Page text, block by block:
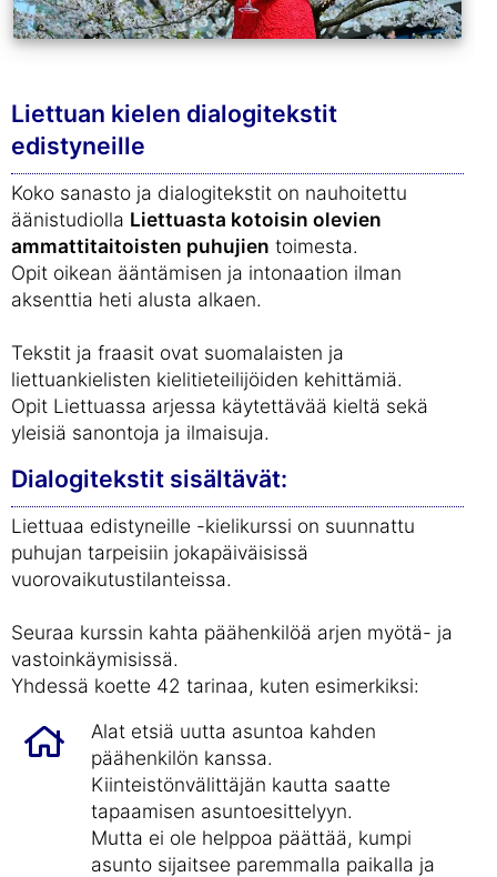
Liettuan kielen dialogitekstit
edistyneille
Koko sanasto ja dialogitekstit on nauhoitettu
äänistudiolla Liettuasta kotoisin olevien
ammattitaitoisten puhujien toimesta.
Opit oikean ääntämisen ja intonaation ilman
aksenttia heti alusta alkaen.
Tekstit ja fraasit ovat suomalaisten ja
liettuankielisten kielitieteilijöiden kehittämiä.
Opit Liettuassa arjessa käytettävää kieltä sekä
yleisiä sanontoja ja ilmaisuja.
Dialogitekstit sisältävät:
Liettuaa edistyneille -kielikurssi on suunnattu
puhujan tarpeisiin jokapäiväisissä
vuorovaikutustilanteissa.
Seuraa kurssin kahta päähenkilöä arjen myötä- ja
vastoinkäymisissä.
Yhdessä koette 42 tarinaa, kuten esimerkiksi:
Alat etsiä uutta asuntoa kahden
päähenkilön kanssa.
Kiinteistönvälittäjän kautta saatte
tapaamisen asuntoesittelyyn.
Mutta ei ole helppoa päättää, kumpi
asunto sijaitsee paremmalla paikalla ja